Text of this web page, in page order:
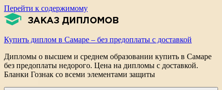
Перейти к содержимому
Купить диплом в Самаре – без предоплаты с доставкой
Дипломы о высшем и среднем образовании купить в Самаре
без предоплаты недорого. Цена на дипломы с доставкой.
Бланки Гознак со всеми элементами защиты